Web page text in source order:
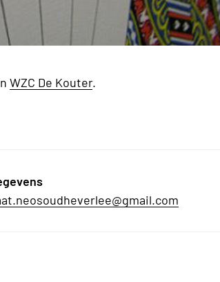
WZC De Kouter.